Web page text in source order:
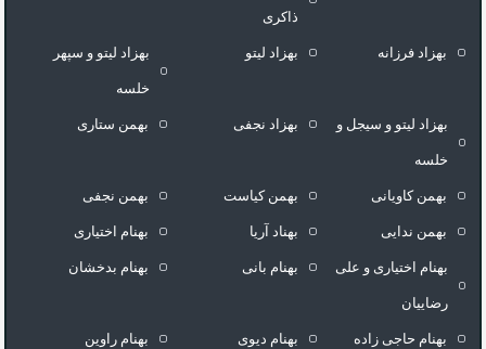
ذاکری
بهزاد فرزانه بهزاد لیتو بهزاد لیتو و سپهر
خلسه
بهزاد لیتو و سیجل و
خلسه
بهزاد نجفی بهمن ستاری
بهمن کاویانی بهمن کیاست بهمن نجفی
بهمن ندایی بهناد آریا بهنام اختیاری
بهنام اختیاری و علی
رضاییان
بهنام بانی بهنام بدخشان
بهنام حاجی زاده بهنام دیوی بهنام راوین